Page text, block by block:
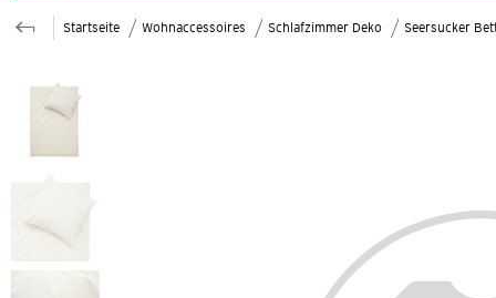
Startseite Wohnaccessoires Schlafzimmer Deko Seersucker